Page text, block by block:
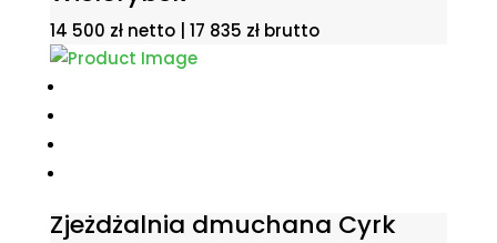
14 500 zł netto | 17 835 złbrutto
Zjeżdżalnia dmuchana Cyrk